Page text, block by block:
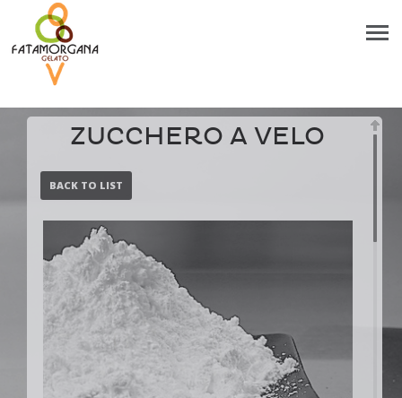
ZUCCHERO A VELO
BACK TO LIST